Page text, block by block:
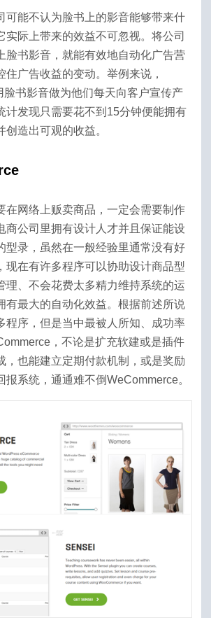
可能不认为脸书上的影音能够带来什
实际上带来的效益不可忽视。将公司
脸书影音，就能有效地自动化广告营
住广告收益的变动。举例来说，
脸书影音做为他们每天向客户宣传产
计发现只需要花不到15分钟便能拥有
造出可观的收益。
在网络上贩卖商品，一定会需要制作
商公司里拥有设计人才并且保证能设
型录，虽然在一般经验里通常没有好
现在有许多程序可以协助设计商品型
理、不会花费太多精力维持系统的运
有最大的自动化效益。根据前述所说
程序，但是当中最被人所知、成功率
，不论是扩充软建或是插件
，也能建立定期付款机制，或是奖励
报系统，通通难不倒WeCommerce。